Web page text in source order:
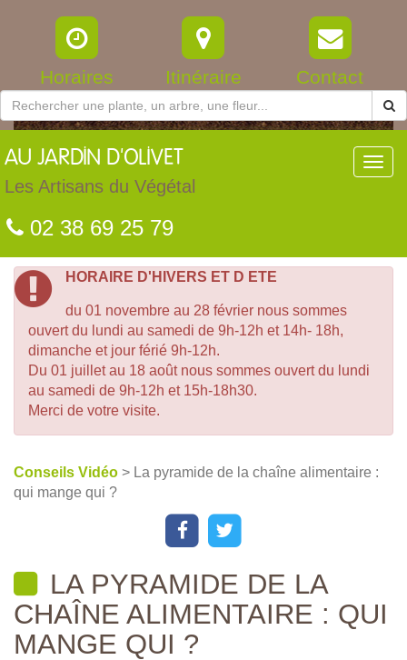
Horaires Itinéraire Contact
AU JARDIN D'OLIVET
Les Artisans du Végétal
02 38 69 25 79
HORAIRE D'HIVERS ET D ETE
du 01 novembre au 28 février nous sommes
ouvert du lundi au samedi de 9h-12h et 14h- 18h,
dimanche et jour férié 9h-12h.
Du 01 juillet au 18 août nous sommes ouvert du lundi
au samedi de 9h-12h et 15h-18h30.
Merci de votre visite.
Conseils Vidéo > La pyramide de la chaîne alimentaire :
qui mange qui ?
LA PYRAMIDE DE LA
CHAÎNE ALIMENTAIRE : QUI
MANGE QUI ?